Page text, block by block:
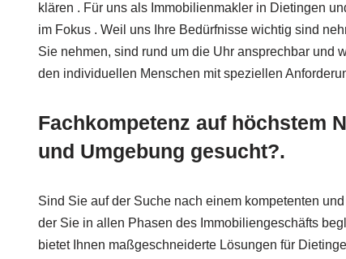
klären . Für uns als Immobilienmakler in Dietingen
im Fokus . Weil uns Ihre Bedürfnisse wichtig sind
Sie nehmen, sind rund um die Uhr ansprechbar und
den individuellen Menschen mit speziellen
Fachkompetenz auf höchstem
und Umgebung gesucht?.
Sind Sie auf der Suche nach einem kompetenten
der Sie in allen Phasen des Immobiliengeschäfts
bietet Ihnen maßgeschneiderte Lösungen für